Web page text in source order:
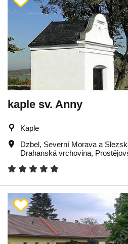
kaple sv. Anny
Kaple
Dzbel, Severní Morava a
Drahanská vrchovina,